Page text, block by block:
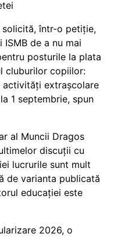
într-o petiție,
ISMB de a nu mai
posturile la plata
cluburilor copiilor:
activități extrașcolare
1 septembrie, spun
al Muncii Dragos
discuții cu
lucrurile sunt mult
de varianta publicată
educației este
2026, o